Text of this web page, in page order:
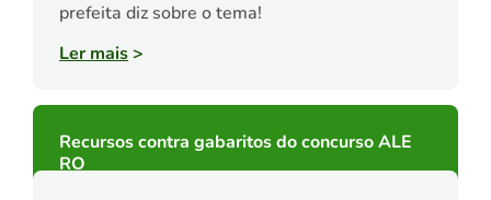
prefeita diz sobre o tema!
Ler mais>
Recursos contra gabaritos do concurso ALE
RO